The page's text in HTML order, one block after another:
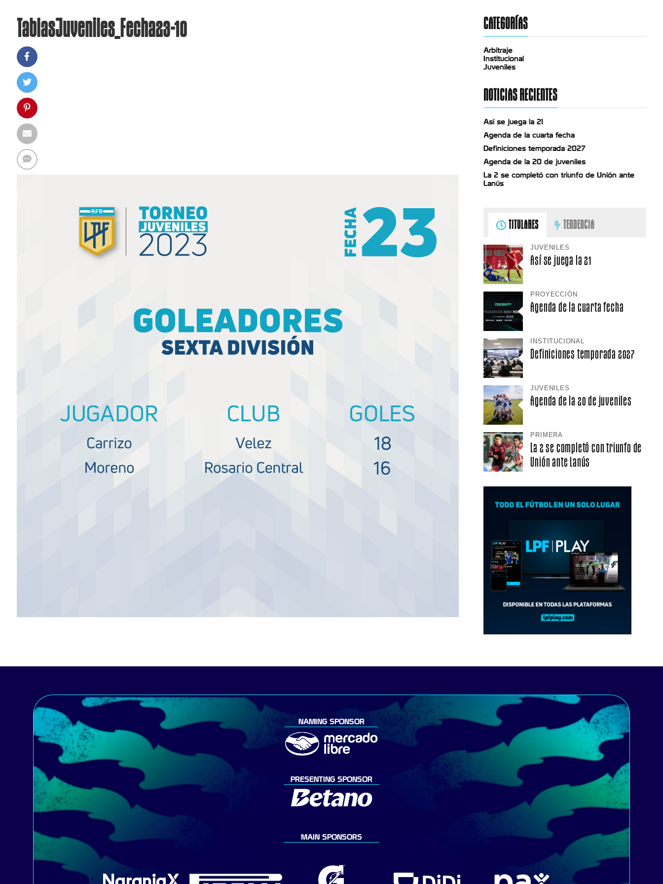
TablasJuveniles_Fecha23-10 CATEGORÍAS
Arbitraje
Institucional
Juveniles
NOTICIAS RECIENTES
Así se juega la 21
Agenda de la cuarta fecha
Definiciones temporada 2027
Agenda de la 20 de juveniles
La 2 se completó con triunfo de Unión ante
Lanús
TITULARES TENDENCIA
JUVENILES
Así se juega la 21
PROYECCIÓN
Agenda de la cuarta fecha
INSTITUCIONAL
Definiciones temporada 2027
JUVENILES
Agenda de la 20 de juveniles
PRIMERA
La 2 se completó con triunfo de
Unión ante Lanús
NAMING SPONSOR
PRESENTING SPONSOR
MAIN SPONSORS